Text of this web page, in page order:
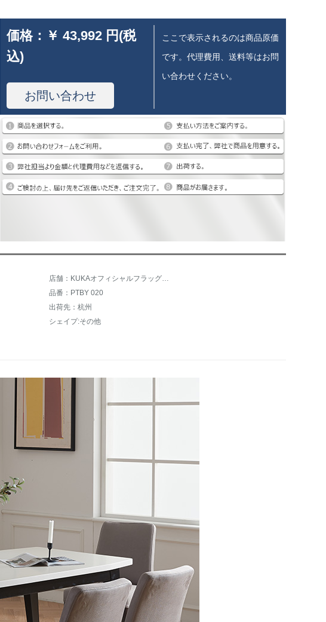
価格： ￥ 43,992 円(税
込)
お問い合わせ
ここで表示されるのは商品原価
です。代理費用、送料等はお問
い合わせください。
店舗：KUKAオフィシャルフラッグシップショップ
品番：PTBY 020
出荷先：杭州
シェイプ:その他